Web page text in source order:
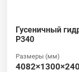
Гусеничный
P340
Размеры (мм)